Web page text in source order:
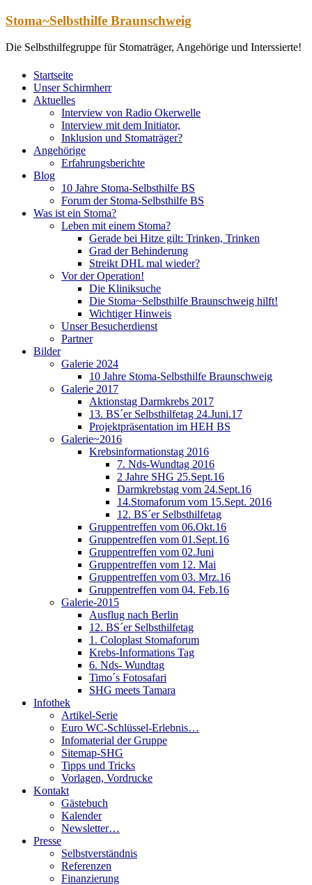
Zum
springen
Stoma~Selbsthilfe Braunschweig
Die Selbsthilfegruppe für Stomaträger, Angehörige und Interssierte!
Startseite
Unser Schirmherr
Aktuelles
Interview von Radio Okerwelle
Interview mit dem Initiator,
Inklusion und Stomaträger?
Angehörige
Erfahrungsberichte
Blog
10 Jahre Stoma-Selbsthilfe BS
Forum der Stoma-Selbsthilfe BS
Was ist ein Stoma?
Leben mit einem Stoma?
Gerade bei Hitze gilt: Trinken, Trinken
Grad der Behinderung
Streikt DHL mal wieder?
Vor der Operation!
Die Kliniksuche
Die Stoma~Selbsthilfe Braunschweig hilft!
Wichtiger Hinweis
Unser Besucherdienst
Partner
Bilder
Galerie 2024
10 Jahre Stoma-Selbsthilfe Braunschweig
Galerie 2017
Aktionstag Darmkrebs 2017
13. BS´er Selbsthilfetag 24.Juni.17
Projektpräsentation im HEH BS
Galerie~2016
Krebsinformationstag 2016
7. Nds-Wundtag 2016
2 Jahre SHG 25.Sept.16
Darmkrebstag vom 24.Sept.16
14.Stomaforum vom 15.Sept. 2016
12. BS´er Selbsthilfetag
Gruppentreffen vom 06.Okt.16
Gruppentreffen vom 01.Sept.16
Gruppentreffen vom 02.Juni
Gruppentreffen vom 12. Mai
Gruppentreffen vom 03. Mrz.16
Gruppentreffen vom 04. Feb.16
Galerie-2015
Ausflug nach Berlin
12. BS´er Selbsthilfetag
1. Coloplast Stomaforum
Krebs-Informations Tag
6. Nds- Wundtag
Timo´s Fotosafari
SHG meets Tamara
Infothek
Artikel-Serie
Euro WC-Schlüssel-Erlebnis…
Infomaterial der Gruppe
Sitemap-SHG
Tipps und Tricks
Vorlagen, Vordrucke
Kontakt
Gästebuch
Kalender
Newsletter…
Presse
Selbstverständnis
Referenzen
Finanzierung